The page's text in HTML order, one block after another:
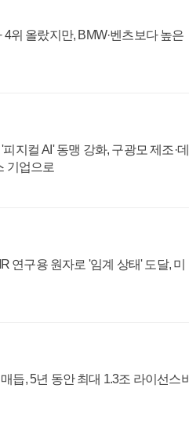
위 올랐지만, BMW·벤츠보다 높은
지컬 AI' 동맹 강화, 구광모 제조·데
기업으로
연구용 원자로 '임계 상태' 도달, 미
듭, 5년 동안 최대 1.3조 라이선스비